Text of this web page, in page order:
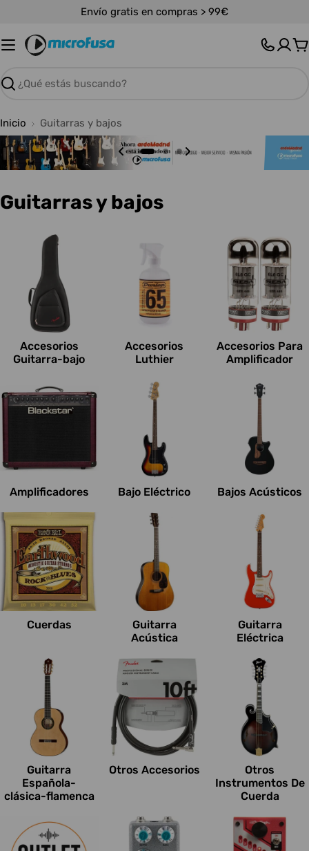
contenido
Envío gratis en compras > 99€
Buscar
Inicio Guitarras y bajos
C
e
s
:
Guitarras y bajos
Accesorios
Guitarra-bajo
Accesorios
Luthier
Accesorios Para
Amplificador
Amplificadores Bajo Eléctrico Bajos Acústicos
Cuerdas
Guitarra
Acústica
Guitarra
Eléctrica
Guitarra
Española-
clásica-flamenca
Otros Accesorios
Otros
Instrumentos De
Cuerda